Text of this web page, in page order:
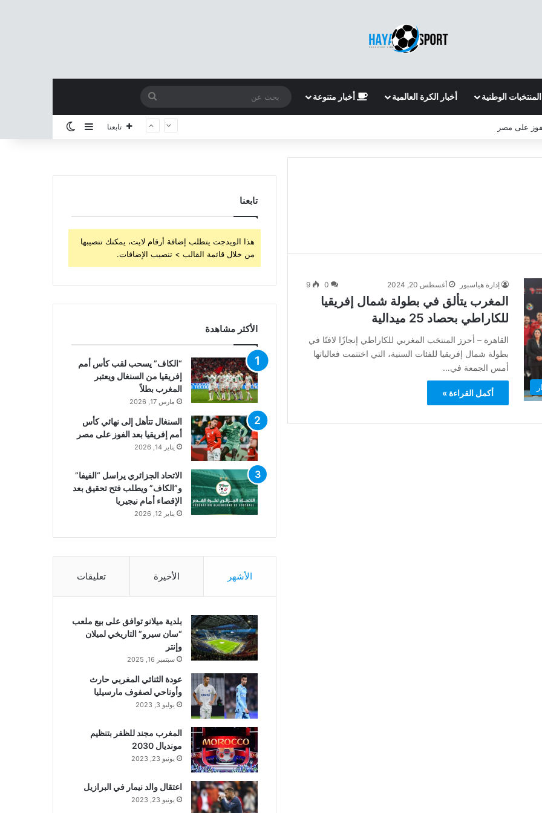
المنتخبات الوطنية أخبار الكرة العالمية أخبار متنوعة
عن
على مصر تابعنا إضافة عمود جانبي
إدارة هياسبور أغسطس 20, 2024 0
9
المغرب يتألق في بطولة شمال إفريقيا
للكاراطي بحصاد 25 ميدالية
القاهرة – أحرز المنتخب المغربي للكاراطي إنجازًا لافتًا في
بطولة شمال إفريقيا للفئات السنية، التي اختتمت فعالياتها
أمس الجمعة في…
أكمل القراءة »
تابعنا
هذا الويدجت يتطلب إضافة أرقام لايت، يمكنك تنصيبها
من خلال قائمة القالب > تنصيب الإضافات.
الأكثر مشاهدة
“الكاف” يسحب لقب كأس أمم
إفريقيا من السنغال ويعتبر
المغرب بطلاً
مارس 17, 2026
السنغال تتأهل إلى نهائي كأس
أمم إفريقيا بعد الفوز على مصر
يناير 14, 2026
الاتحاد الجزائري يراسل “الفيفا”
و”الكاف” ويطلب فتح تحقيق بعد
الإقصاء أمام نيجيريا
يناير 12, 2026
الأشهر الأخيرة تعليقات
بلدية ميلانو توافق على بيع ملعب
“سان سيرو” التاريخي لميلان
وإنتر
سبتمبر 16, 2025
عودة الثنائي المغربي حارث
وأوناحي لصفوف مارسيليا
يوليو 3, 2023
المغرب مجند للظفر بتنظيم
مونديال 2030
يونيو 23, 2023
اعتقال والد نيمار في البرازيل
يونيو 23, 2023